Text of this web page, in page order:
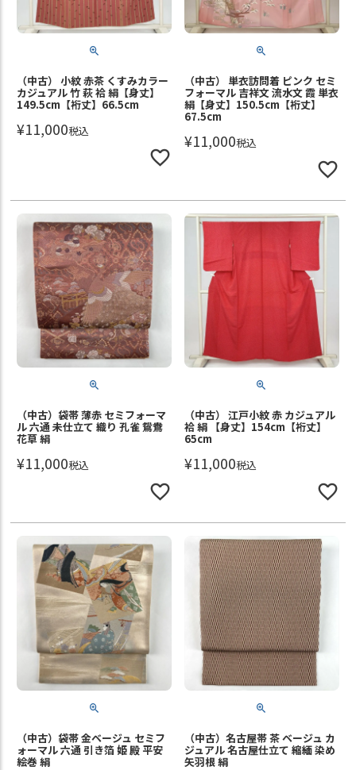
（中古） 小紋 赤茶 くすみカラー
カジュアル 竹 萩 袷 絹【身丈】
149.5cm【裄丈】66.5cm
¥11,000税込
（中古） 単衣訪問着 ピンク セミ
フォーマル 吉祥文 流水文 霞 単衣
絹【身丈】150.5cm【裄丈】
67.5cm
¥11,000税込
（中古）袋帯 薄赤 セミフォーマ
ル 六通 未仕立て 織り 孔雀 鴛鴦
花草 絹
¥11,000税込
（中古） 江戸小紋 赤 カジュアル
袷 絹 【身丈】154cm【裄丈】
65cm
¥11,000税込
（中古）袋帯 金ベージュ セミフ
ォーマル 六通 引き箔 姫 殿 平安
絵巻 絹
（中古）名古屋帯 茶 ベージュ カ
ジュアル 名古屋仕立て 縮緬 染め
矢羽根 絹